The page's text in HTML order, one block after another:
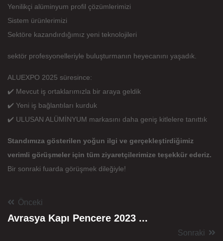
Yenilikçi alüminyum profil çözümlerimizi
Sistem ürünlerimizi
Sektöre kazandırdığımız yeni teknolojileri
sektör profesyonelleriyle buluşturmanın heyecanını yaşadık.
ALUEXPO 2025 süresince:
✔️ Mevcut iş ortaklarımızla bir araya geldik
✔️ Yeni iş bağlantıları kurduk
✔️ ULUSAN ALÜMİNYUM markasını daha geniş kitlelere tanıttık
Standımıza gösterilen yoğun ilgi ve gerçekleştirdiğimiz
verimli görüşmeler için tüm ziyaretçilerimize teşekkür ederiz.
Bir sonraki fuarda görüşmek dileğiyle!
Önceki
Avrasya Kapı Pencere 2023 ...
Sonraki